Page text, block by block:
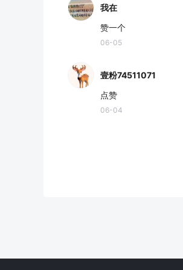
我在
赞一个
06-05
壹粉74511071
点赞
06-04